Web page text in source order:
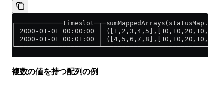
│ 2000-01-01 00:00:00 │
│ 2000-01-01 00:01:00 │
複数の値を持つ配列の例